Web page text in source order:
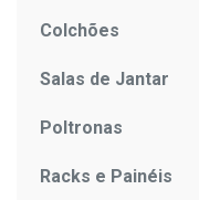
Colchões
Salas de Jantar
Poltronas
Racks e Painéis